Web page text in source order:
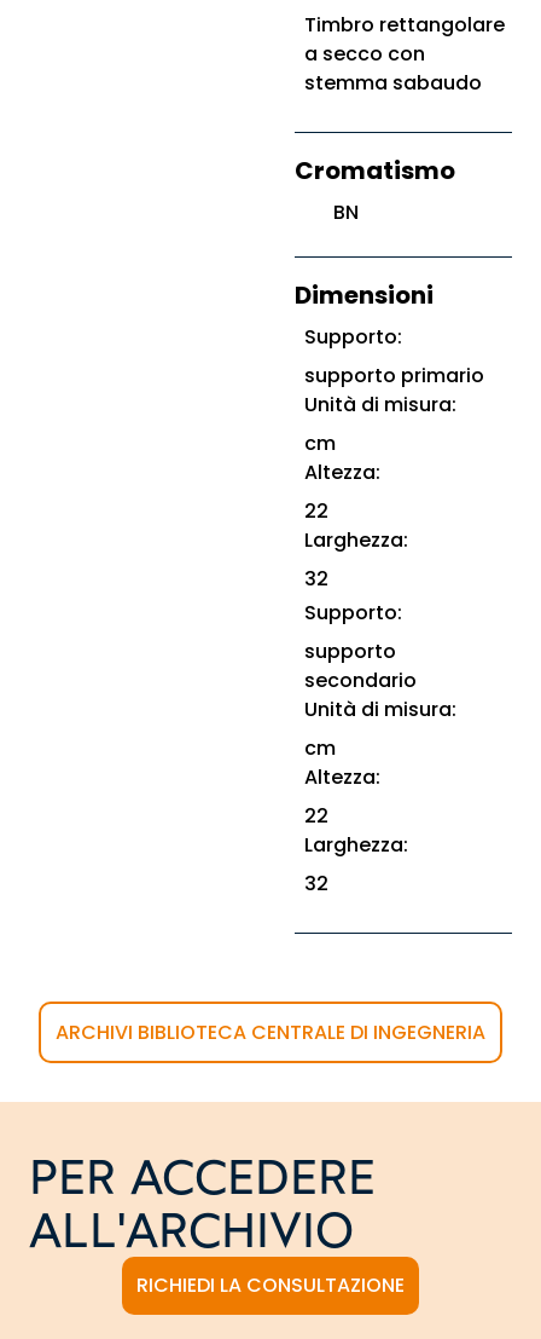
Timbro rettangolare
a secco con
stemma sabaudo
Cromatismo
BN
Dimensioni
Supporto:
supporto primario
Unità di misura:
cm
Altezza:
22
Larghezza:
32
Supporto:
supporto
secondario
Unità di misura:
cm
Altezza:
22
Larghezza:
32
ARCHIVI BIBLIOTECA CENTRALE DI INGEGNERIA
PER ACCEDERE
ALL'ARCHIVIO
RICHIEDI LA CONSULTAZIONE